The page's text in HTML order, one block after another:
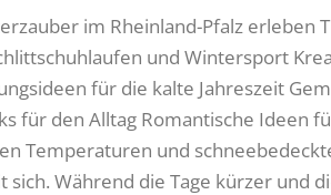
im Rheinland-Pfalz erleben
und Wintersport
für die kalte Jahreszeit
für den Alltag Romantische Ideen
Temperaturen und
Während die Tage kürzer und